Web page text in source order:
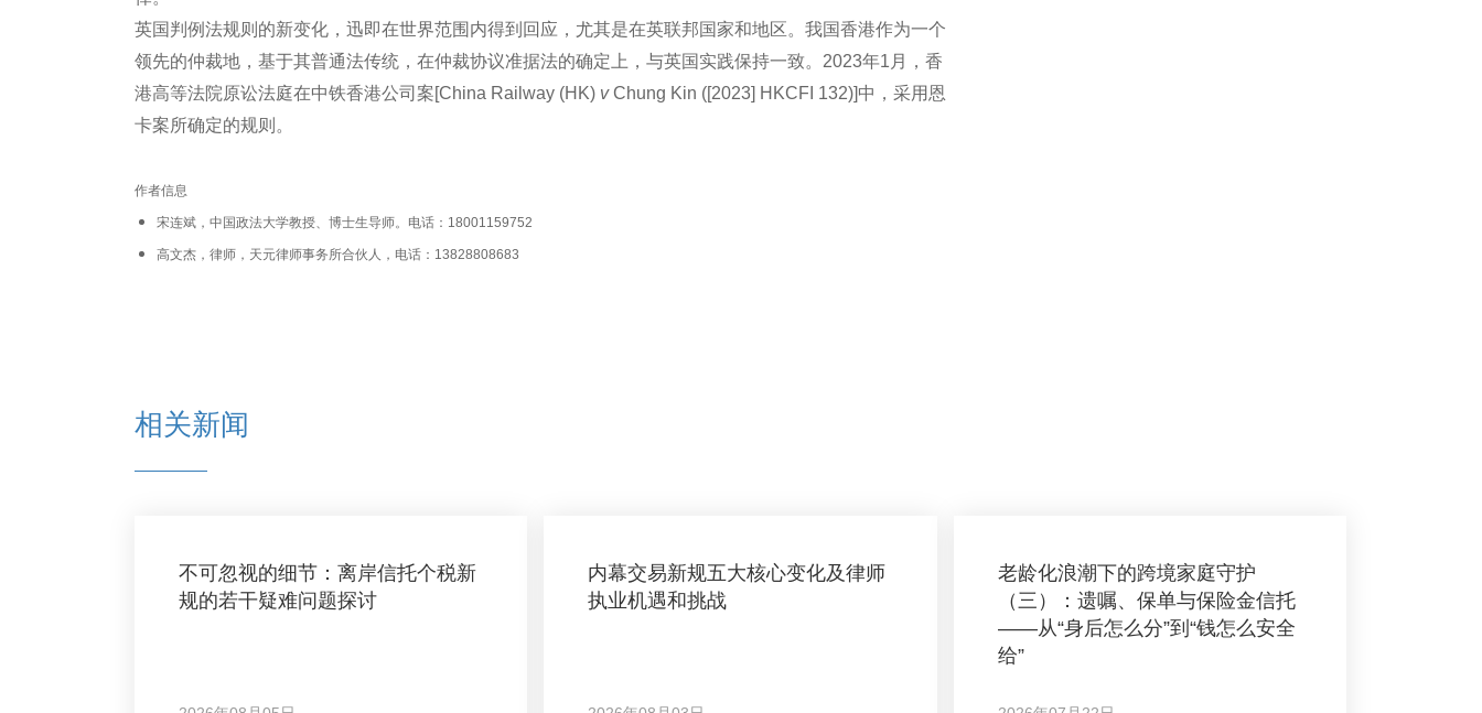
英国判例法规则的新变化，迅即在世界范围内得到回应，尤其是在英联邦国家和地区。我国香港作为一个
领先的仲裁地，基于其普通法传统，在仲裁协议准据法的确定上，与英国实践保持一致。2023年1月，香
港高等法院原讼法庭在中铁香港公司案[China Railway (HK) vChung Kin ([2023] HKCFI 132)]中，采用恩
卡案所确定的规则。
作者信息
宋连斌，中国政法大学教授、博士生导师。电话：18001159752
高文杰，律师，天元律师事务所合伙人，电话：13828808683
相关新闻
不可忽视的细节：离岸信托个税新
规的若干疑难问题探讨
内幕交易新规五大核心变化及律师
执业机遇和挑战
老龄化浪潮下的跨境家庭守护
（三）：遗嘱、保单与保险金信托
——从“身后怎么分”到“钱怎么安全
给”